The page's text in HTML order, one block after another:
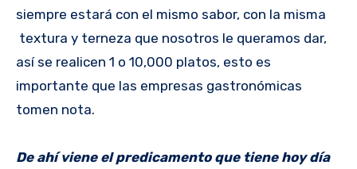
siempre estará con el mismo sabor, con la misma
textura y terneza que nosotros le queramos dar,
así se realicen 1 o 10,000 platos, esto es
importante que las empresas gastronómicas
tomen nota.
De ahí viene el predicamento que tiene hoy día